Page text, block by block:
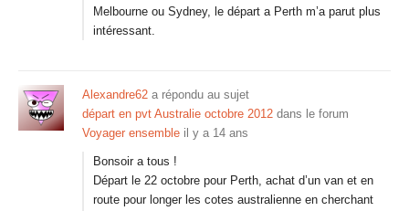
Melbourne ou Sydney, le départ a Perth m’a parut plus
intéressant.
Alexandre62 a répondu au sujet
départ en pvt Australie octobre 2012 dans le forum
Voyager ensemble il y a 14 ans
Bonsoir a tous !
Départ le 22 octobre pour Perth, achat d’un van et en
route pour longer les cotes australienne en cherchant